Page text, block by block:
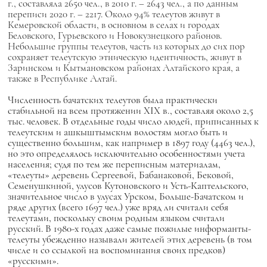
г., составляла 2650 чел., в 2010 г. – 2643 чел., а по данным
переписи 2020 г. – 2217. Около 94% телеутов живут в
Кемеровской области, в основном в селах и городах
Беловского, Гурьевского и Новокузнецкого районов.
Небольшие группы телеутов, часть из которых до сих пор
сохраняет телеутскую этническую идентичность, живут в
Заринском и Кытмановском районах Алтайского края, а
также в Республике Алтай.
Численность бачатских телеутов была практически
стабильной на всем протяжении XIX в., составляя около 2,5
тыс. человек. В отдельные годы число людей, приписанных к
телеутским и ашкыштымским волостям могло быть и
существенно большим, как например в 1897 году (4463 чел.),
но это определялось исключительно особенностями учета
населения; судя по тем же переписным материалам,
«телеуты» деревень Сергеевой, Бабанаковой, Бековой,
Семенушкиной, улусов Кутоновского и Усть-Каптельского,
значительное число в улусах Урском, Больше-Бачатском и
ряде других (всего 1697 чел.) уже вряд ли считали себя
телеутами, поскольку своим родным языком считали
русский. В 1980-х годах даже самые пожилые информанты-
телеуты убежденно называли жителей этих деревень (в том
числе и со ссылкой на воспоминания своих предков)
«русскими».